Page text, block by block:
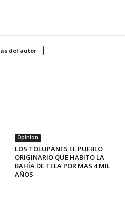
del autor
Opinion
LOS TOLUPANES EL PUEBLO
ORIGINARIO QUE HABITO LA
BAHÍA DE TELA POR MAS 4 MIL
AÑOS